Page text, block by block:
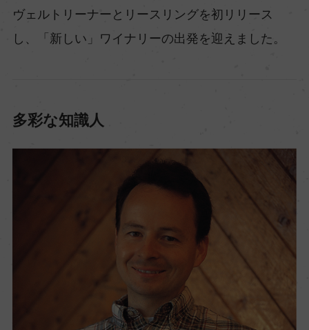
ヴェルトリーナーとリースリングを初リリース
し、「新しい」ワイナリーの出発を迎えました。
多彩な知識人